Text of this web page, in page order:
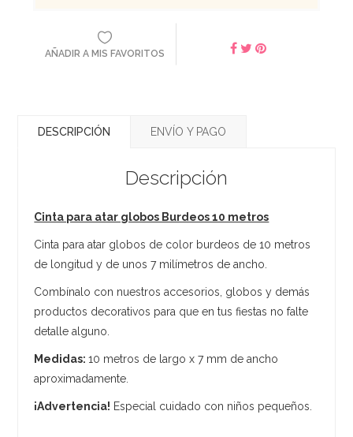
AÑADIR A MIS FAVORITOS
DESCRIPCIÓN ENVÍO Y PAGO
Descripción
Cinta para atar globos Burdeos 10 metros
Cinta para atar globos de color burdeos de 10 metros
de longitud y de unos 7 milímetros de ancho.
Combínalo con nuestros accesorios, globos y demás
productos decorativos para que en tus fiestas no falte
detalle alguno.
Medidas:10 metros de largo x 7 mm de ancho
aproximadamente.
¡Advertencia! Especial cuidado con niños pequeños.